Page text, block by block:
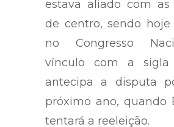
eleições de 2022. O
estava aliado com as
de centro, sendo hoje
no Congresso
vínculo com a sigla
antecipa a disputa
próximo ano, quando